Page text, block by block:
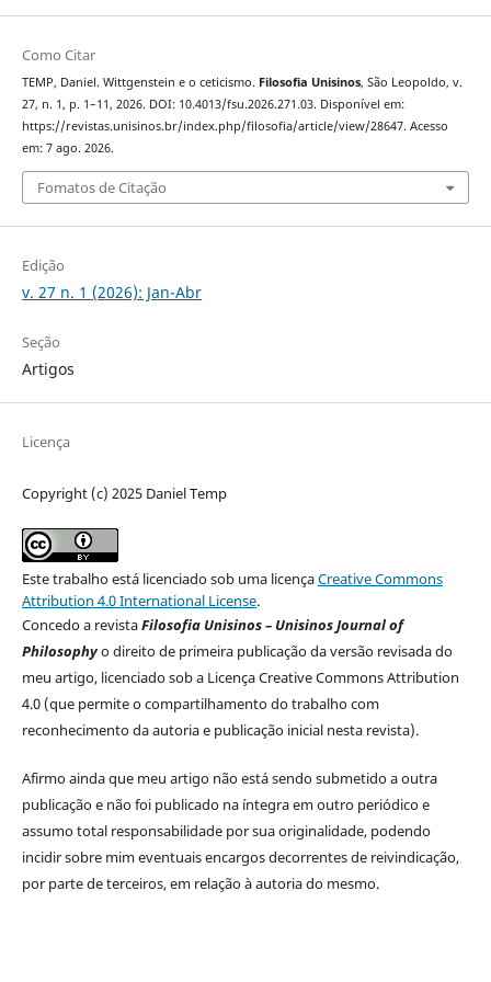
Como Citar
TEMP, Daniel. Wittgenstein e o ceticismo. Filosofia Unisinos, São Leopoldo, v.
27, n. 1, p. 1–11, 2026. DOI: 10.4013/fsu.2026.271.03. Disponível em:
https://revistas.unisinos.br/index.php/filosofia/article/view/28647. Acesso
em: 7 ago. 2026.
Fomatos de Citação
Edição
v. 27 n. 1 (2026): Jan-Abr
Seção
Artigos
Licença
Copyright (c) 2025 Daniel Temp
Este trabalho está licenciado sob uma licençaCreative Commons
Attribution 4.0 International License.
Concedo a revistaFilosofia Unisinos – Unisinos Journal of
Philosophyo direito de primeira publicação da versão revisada do
meu artigo, licenciado sob a Licença Creative Commons Attribution
4.0 (que permite o compartilhamento do trabalho com
reconhecimento da autoria e publicação inicial nesta revista).
Afirmo ainda que meu artigo não está sendo submetido a outra
publicação e não foi publicado na íntegra em outro periódico e
assumo total responsabilidade por sua originalidade, podendo
incidir sobre mim eventuais encargos decorrentes de reivindicação,
por parte de terceiros, em relação à autoria do mesmo.